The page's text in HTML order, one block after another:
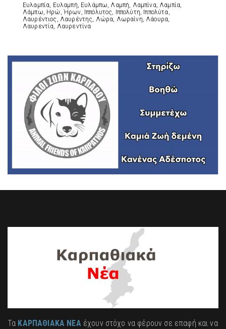
Ευλαμπία, Ευλαμπή, Ευλάμπω, Λαμπή, Λαμπίνα, Λαμπία,
Λάμπω, Ηρώ, Ήρων, Ιππόλυτος, Ιππολύτη, Ιππολύτα,
Λαυρέντιος, Λαυρέντης, Λώρα, Λωραίνη, Λάουρα,
Λαυρεντία, Λαυρεντίνα
Τα ΚΑΡΠΑΘΙΑΚΑ ΝΕΑέχουν στόχο να φέρουν σε επαφή και να